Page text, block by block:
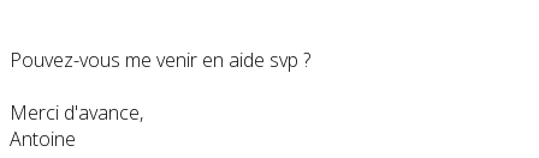
Pouvez-vous me venir en aide svp ?
Merci d'avance,
Antoine